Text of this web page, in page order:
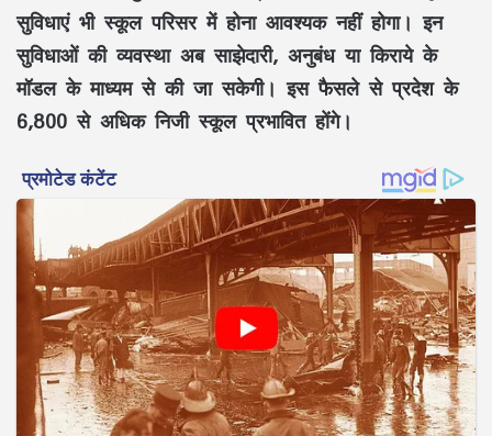
सुविधाएं भी स्कूल परिसर में होना आवश्यक नहीं होगा। इन
सुविधाओं की व्यवस्था अब साझेदारी, अनुबंध या किराये के
मॉडल के माध्यम से की जा सकेगी। इस फैसले से प्रदेश के
6,800 से अधिक निजी स्कूल प्रभावित होंगे।